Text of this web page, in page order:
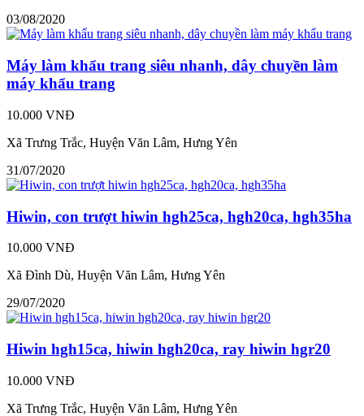
03/08/2020
Máy làm khẩu trang siêu nhanh, dây chuyền làm
máy khẩu trang
10.000 VNĐ
Xã Trưng Trắc, Huyện Văn Lâm, Hưng Yên
31/07/2020
Hiwin, con trượt hiwin hgh25ca, hgh20ca, hgh35ha
10.000 VNĐ
Xã Đình Dù, Huyện Văn Lâm, Hưng Yên
29/07/2020
Hiwin hgh15ca, hiwin hgh20ca, ray hiwin hgr20
10.000 VNĐ
Xã Trưng Trắc, Huyện Văn Lâm, Hưng Yên